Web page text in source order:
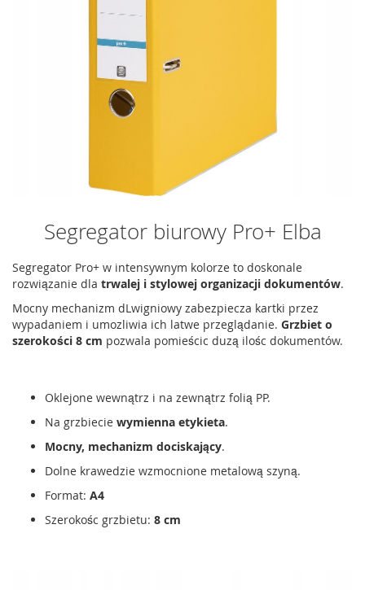
Segregator biurowy Pro+ Elba
Segregator Pro+ w intensywnym kolorze to doskonale
rozwiązanie dla trwalej i stylowej organizacji dokumentów.
Mocny mechanizm dLwigniowy zabezpiecza kartki przez
wypadaniem i umozliwia ich latwe przeglądanie. Grzbiet o
szerokości 8 cm pozwala pomieścic duzą ilośc dokumentów.
Oklejone wewnątrz i na zewnątrz folią PP.
Na grzbiecie wymienna etykieta.
Mocny, mechanizm dociskający.
Dolne krawedzie wzmocnione metalową szyną.
Format: A4
Szerokośc grzbietu: 8 cm